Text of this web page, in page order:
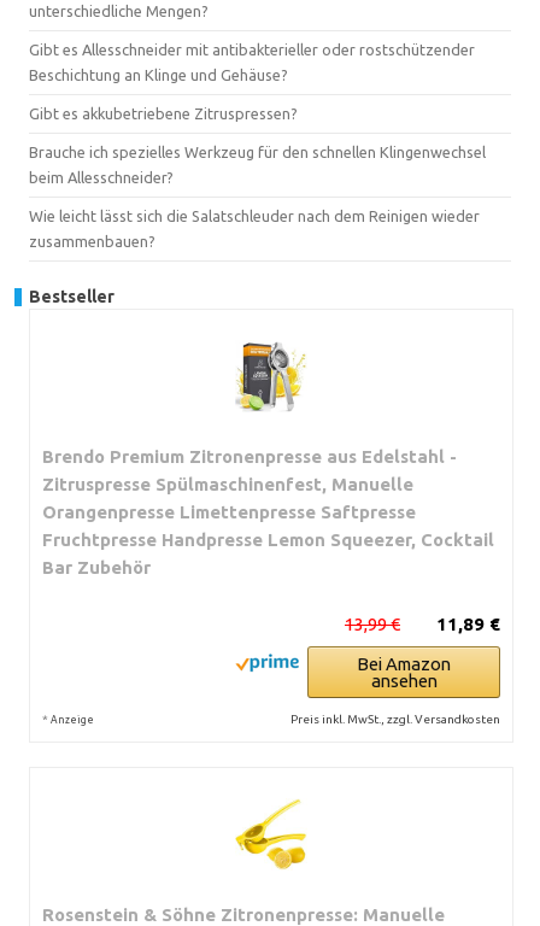
unterschiedliche Mengen?
Gibt es Allesschneider mit antibakterieller oder rostschützender
Beschichtung an Klinge und Gehäuse?
Gibt es akkubetriebene Zitruspressen?
Brauche ich spezielles Werkzeug für den schnellen Klingenwechsel
beim Allesschneider?
Wie leicht lässt sich die Salatschleuder nach dem Reinigen wieder
zusammenbauen?
Bestseller
Brendo Premium Zitronenpresse aus Edelstahl -
Zitruspresse Spülmaschinenfest, Manuelle
Orangenpresse Limettenpresse Saftpresse
Fruchtpresse Handpresse Lemon Squeezer, Cocktail
Bar Zubehör
11,89 €
13,99 €
Bei Amazon
ansehen
* Anzeige Preis inkl. MwSt., zzgl. Versandkosten
Rosenstein & Söhne Zitronenpresse: Manuelle